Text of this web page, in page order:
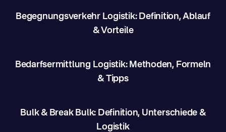
Begegnungsverkehr Logistik: Definition, Ablauf
& Vorteile
Bedarfsermittlung Logistik: Methoden, Formeln
& Tipps
Bulk & Break Bulk: Definition, Unterschiede &
Logistik